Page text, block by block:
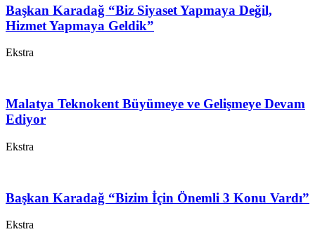
Başkan Karadağ “Biz Siyaset Yapmaya Değil,
Hizmet Yapmaya Geldik”
Ekstra
Malatya Teknokent Büyümeye ve Gelişmeye Devam
Ediyor
Ekstra
Başkan Karadağ “Bizim İçin Önemli 3 Konu Vardı”
Ekstra